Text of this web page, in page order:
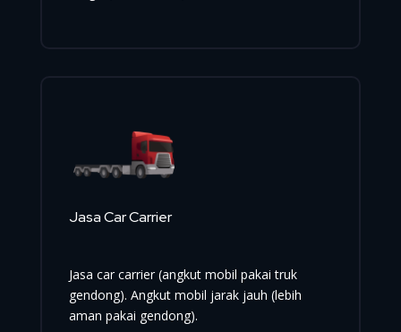
Jasa Car Carrier
Jasa car carrier (angkut mobil pakai truk
gendong). Angkut mobil jarak jauh (lebih
aman pakai gendong).